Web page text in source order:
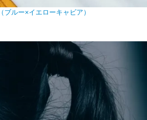
ルー×イエローキャビア）